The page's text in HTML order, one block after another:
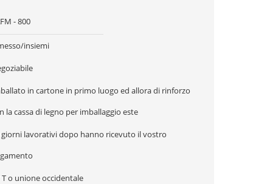
- 800
insiemi
in cartone in primo luogo ed allora di rinforzo
la cassa di legno per imballaggio este
giorni lavorativi dopo hanno ricevuto il vostro
T o unione occidentale